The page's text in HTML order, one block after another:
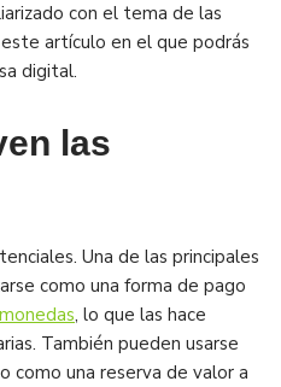
con el tema de las
artículo en el que podrás
digital.
las
Una de las principales
como una forma de pago
, lo que las hace
También pueden usarse
como una reserva de valor a